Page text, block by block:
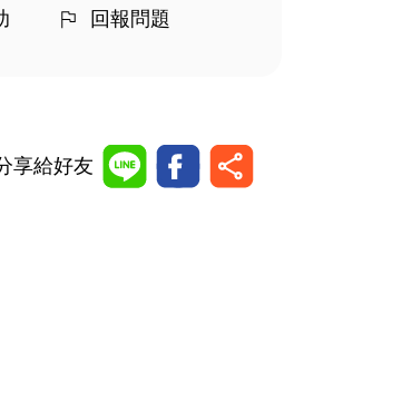
回報問題
享給好友